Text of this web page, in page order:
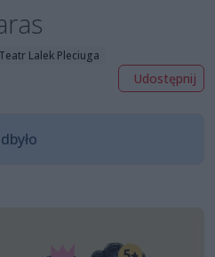
Teatr Lalek Pleciuga
Udostępnij